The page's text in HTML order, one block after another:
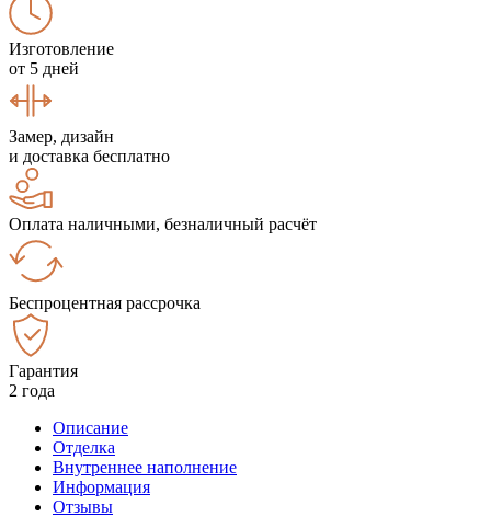
Изготовление
от 5 дней
Замер, дизайн
и доставка бесплатно
Оплата наличными, безналичный расчёт
Беспроцентная рассрочка
Гарантия
2 года
Описание
Отделка
Внутреннее наполнение
Информация
Отзывы